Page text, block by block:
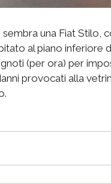
una Fiat Stilo,
al piano
(per ora) per
provocati alla